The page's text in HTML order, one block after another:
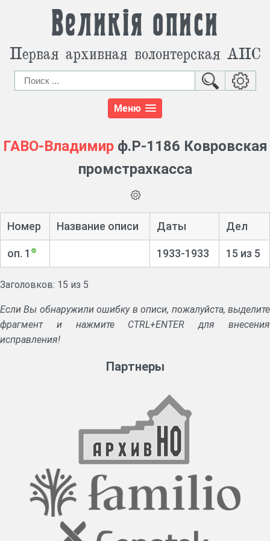
Великія описи
Первая архивная волонтерская АИС
Меню
ГАВО-Владимирф.Р-1186 Ковровская
промстрахкасса
Номер Название описи Даты Дел
оп. 1 1933-1933 15 из 5
Заголовков: 15 из 5
Если Вы обнаружили ошибку в описи, пожалуйста, выделите
фрагмент и нажмите CTRL+ENTER для внесения
исправления!
Партнеры